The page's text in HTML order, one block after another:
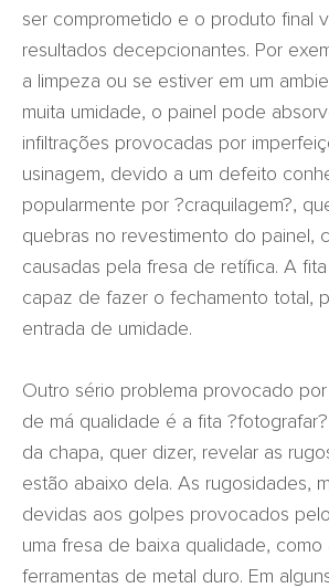
ser comprometido e o produto final
resultados decepcionantes. Por
a limpeza ou se estiver em um
muita umidade, o painel pode
infiltrações provocadas por
usinagem, devido a um defeito
popularmente por ?craquilagem?,
quebras no revestimento do painel,
causadas pela fresa de retífica. A
capaz de fazer o fechamento total,
entrada de umidade.
Outro sério problema provocado por
de má qualidade é a fita
da chapa, quer dizer, revelar as
estão abaixo dela. As rugosidades,
devidas aos golpes provocados
uma fresa de baixa qualidade,
ferramentas de metal duro. Em